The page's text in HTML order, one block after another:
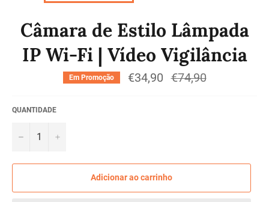
Câmara de Estilo Lâmpada
IP Wi-Fi | Vídeo Vigilância
Em Promoção €34,90
Preço
normal
€74,90
QUANTIDADE
− +
Adicionar ao carrinho